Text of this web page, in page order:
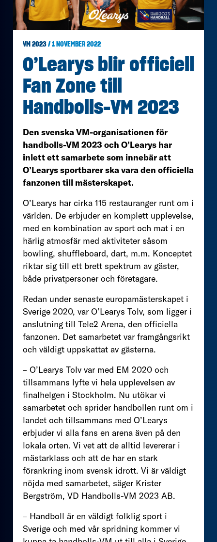
VM 2023 / 1 NOVEMBER 2022
O’Learys blir officiell
Fan Zone till
Handbolls-VM 2023
Den svenska VM-organisationen för
handbolls-VM 2023 och O’Learys har
inlett ett samarbete som innebär att
O’Learys sportbarer ska vara den officiella
fanzonen till mästerskapet.
O’Learys har cirka 115 restauranger runt om i
världen. De erbjuder en komplett upplevelse,
med en kombination av sport och mat i en
härlig atmosfär med aktiviteter såsom
bowling, shuffleboard, dart, m.m. Konceptet
riktar sig till ett brett spektrum av gäster,
både privatpersoner och företagare.
Redan under senaste europamästerskapet i
Sverige 2020, var O’Learys Tolv, som ligger i
anslutning till Tele2 Arena, den officiella
fanzonen. Det samarbetet var framgångsrikt
och väldigt uppskattat av gästerna.
– O’Learys Tolv var med EM 2020 och
tillsammans lyfte vi hela upplevelsen av
finalhelgen i Stockholm. Nu utökar vi
samarbetet och sprider handbollen runt om i
landet och tillsammans med O’Learys
erbjuder vi alla fans en arena även på den
lokala orten. Vi vet att de alltid levererar i
mästarklass och att de har en stark
förankring inom svensk idrott. Vi är väldigt
nöjda med samarbetet, säger Krister
Bergström, VD Handbolls-VM 2023 AB.
– Handboll är en väldigt folklig sport i
Sverige och med vår spridning kommer vi